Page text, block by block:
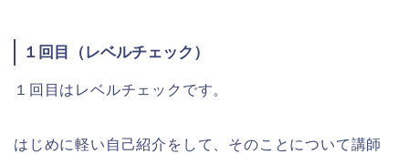
１回目（レベルチェック）
１回目はレベルチェックです。
はじめに軽い自己紹介をして、そのことについて講師